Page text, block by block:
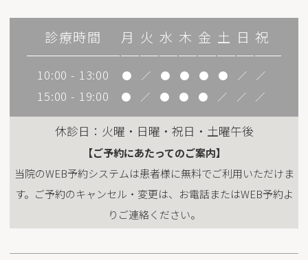
診療時間 月 火 水 木 金 土 日 祝
10:00 - 13:00 ● ／ ● ● ● ● ／ ／
15:00 - 19:00 ● ／ ● ● ● ／ ／ ／
休診日：火曜・日曜・祝日・土曜午後
【ご予約にあたってのご案内】
当院のWEB予約システムは患者様に無料でご利用いただけま
す。ご予約のキャンセル・変更は、お電話またはWEB予約よ
りご連絡ください。